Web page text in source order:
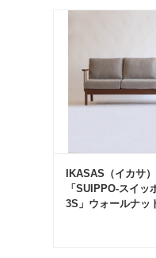
IKASAS（イカサ
「SUIPPO-スイッ
3S」ウォールナッ